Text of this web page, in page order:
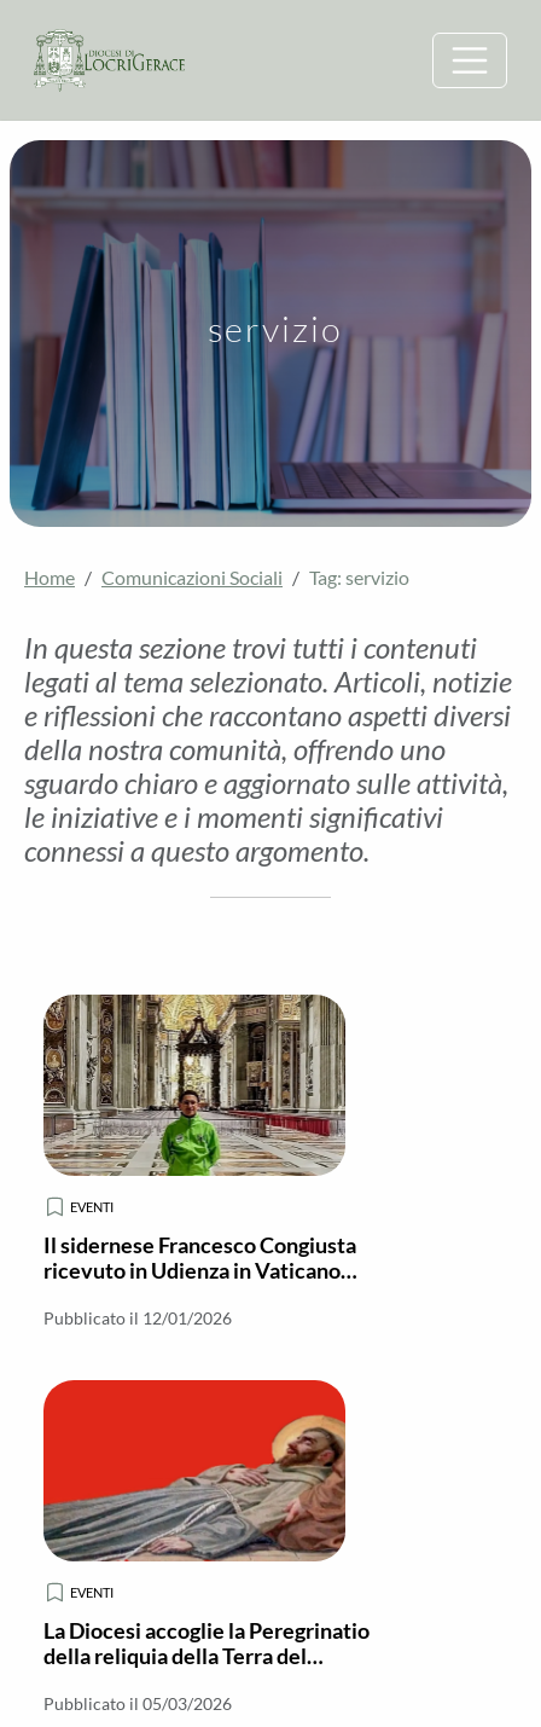
servizio
Home Comunicazioni Sociali Tag: servizio
In questa sezione trovi tutti i contenuti
legati al tema selezionato. Articoli, notizie
e riflessioni che raccontano aspetti diversi
della nostra comunità, offrendo uno
sguardo chiaro e aggiornato sulle attività,
le iniziative e i momenti significativi
connessi a questo argomento.
EVENTI
Il sidernese Francesco Congiusta
ricevuto in Udienza in Vaticano
Pubblicato il 12/01/2026
EVENTI
La Diocesi accoglie la Peregrinatio
della reliquia della Terra del
Pubblicato il 05/03/2026